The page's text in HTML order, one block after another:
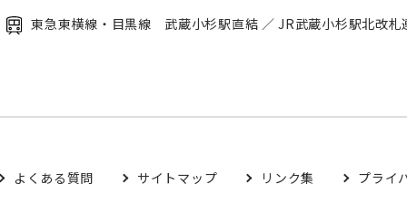
東急東横線・目黒線 武蔵小杉駅直結 ／ JR武蔵小杉駅北改札
よくある質問 サイトマップ リンク集 プライ